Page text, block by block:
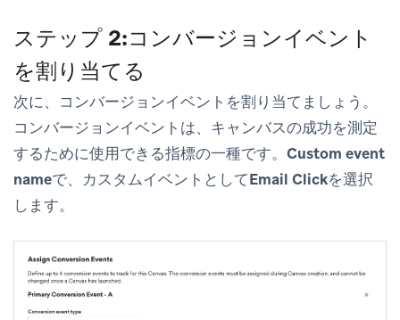
ステップ 2:コンバージョンイベント
を割り当てる
次に、コンバージョンイベントを割り当てましょう。
コンバージョンイベントは、キャンバスの成功を測定
するために使用できる指標の一種です。 Custom event
nameで、カスタムイベントとしてEmail Clickを選択
します。